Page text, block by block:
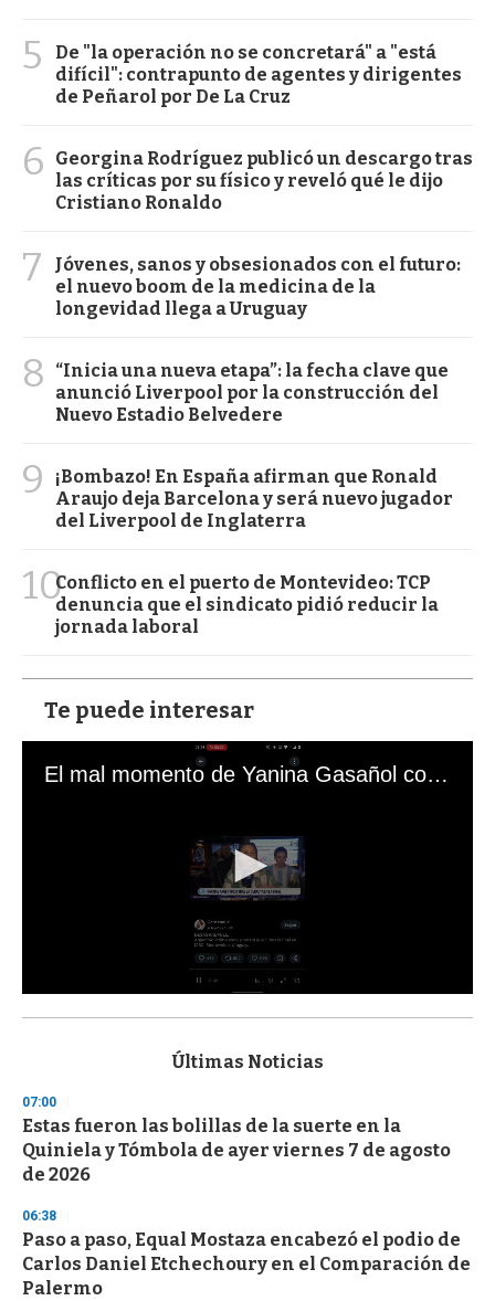
5
De "la operación no se concretará" a "está
difícil": contrapunto de agentes y dirigentes
de Peñarol por De La Cruz
6
Georgina Rodríguez publicó un descargo tras
las críticas por su físico y reveló qué le dijo
Cristiano Ronaldo
7
Jóvenes, sanos y obsesionados con el futuro:
el nuevo boom de la medicina de la
longevidad llega a Uruguay
8
“Inicia una nueva etapa”: la fecha clave que
anunció Liverpool por la construcción del
Nuevo Estadio Belvedere
9
¡Bombazo! En España afirman que Ronald
Araujo deja Barcelona y será nuevo jugador
del Liverpool de Inglaterra
10Conflicto en el puerto de Montevideo: TCP
denuncia que el sindicato pidió reducir la
jornada laboral
Te puede interesar
El mal momento de Yanina Gasañol con un hincha argentino en "Subrayado"
s
d
s
o
f
3
s
e
c
o
n
Últimas Noticias
07:00
Estas fueron las bolillas de la suerte en la
Quiniela y Tómbola de ayer viernes 7 de agosto
de 2026
06:38
Paso a paso, Equal Mostaza encabezó el podio de
Carlos Daniel Etchechoury en el Comparación de
Palermo